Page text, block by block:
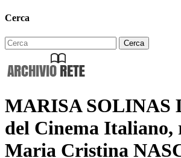
Cerca
MARISA SOLINAS
del Cinema Italiano,
Maria Cristina